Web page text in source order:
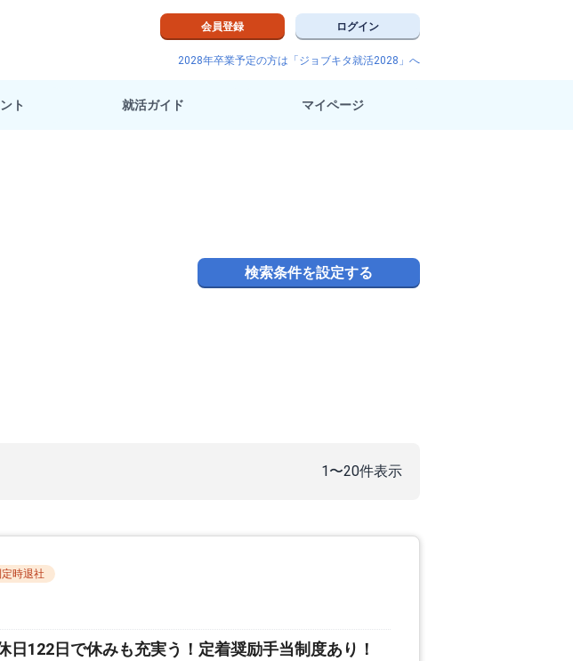
2028年卒業予定の方は「ジョブキタ就活2028」へ
会員登録 ログイン
ト 就活ガイド マイページ
検索条件を設定する
1〜20件表示
時退社
日122日で休みも充実う！定着奨励手当制度あり！